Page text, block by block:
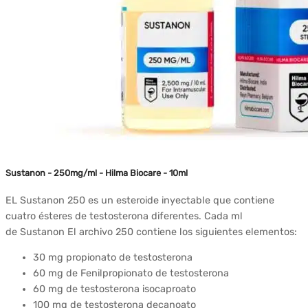
Sustanon - 250mg/ml - Hilma Biocare - 10ml
EL Sustanon 250 es un esteroide inyectable que contiene
cuatro ésteres de testosterona diferentes. Cada ml
de Sustanon El archivo 250 contiene los siguientes elementos:
30 mg propionato de testosterona
60 mg de Fenilpropionato de testosterona
60 mg de testosterona isocaproato
100 mg de testosterona decanoato